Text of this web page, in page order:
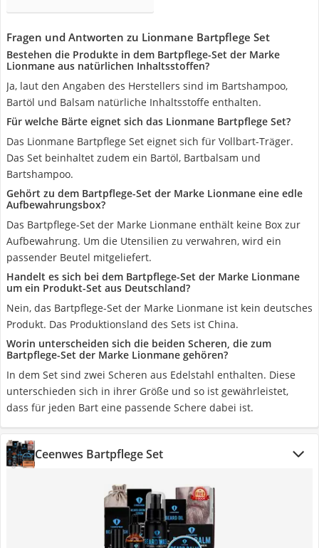
Fragen und Antworten zu Lionmane Bartpflege Set
Bestehen die Produkte in dem Bartpflege-Set der Marke
Lionmane aus natürlichen Inhaltsstoffen?
Ja, laut den Angaben des Herstellers sind im Bartshampoo,
Bartöl und Balsam natürliche Inhaltsstoffe enthalten.
Für welche Bärte eignet sich das Lionmane Bartpflege Set?
Das Lionmane Bartpflege Set eignet sich für Vollbart-Träger.
Das Set beinhaltet zudem ein Bartöl, Bartbalsam und
Bartshampoo.
Gehört zu dem Bartpflege-Set der Marke Lionmane eine edle
Aufbewahrungsbox?
Das Bartpflege-Set der Marke Lionmane enthält keine Box zur
Aufbewahrung. Um die Utensilien zu verwahren, wird ein
passender Beutel mitgeliefert.
Handelt es sich bei dem Bartpflege-Set der Marke Lionmane
um ein Produkt-Set aus Deutschland?
Nein, das Bartpflege-Set der Marke Lionmane ist kein deutsches
Produkt. Das Produktionsland des Sets ist China.
Worin unterscheiden sich die beiden Scheren, die zum
Bartpflege-Set der Marke Lionmane gehören?
In dem Set sind zwei Scheren aus Edelstahl enthalten. Diese
unterschieden sich in ihrer Größe und so ist gewährleistet,
dass für jeden Bart eine passende Schere dabei ist.
Ceenwes Bartpflege Set